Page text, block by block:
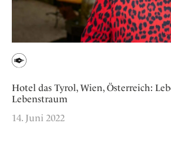
Hotel das Tyrol, Wien, Österreich:
Lebenstraum
14. Juni 2022